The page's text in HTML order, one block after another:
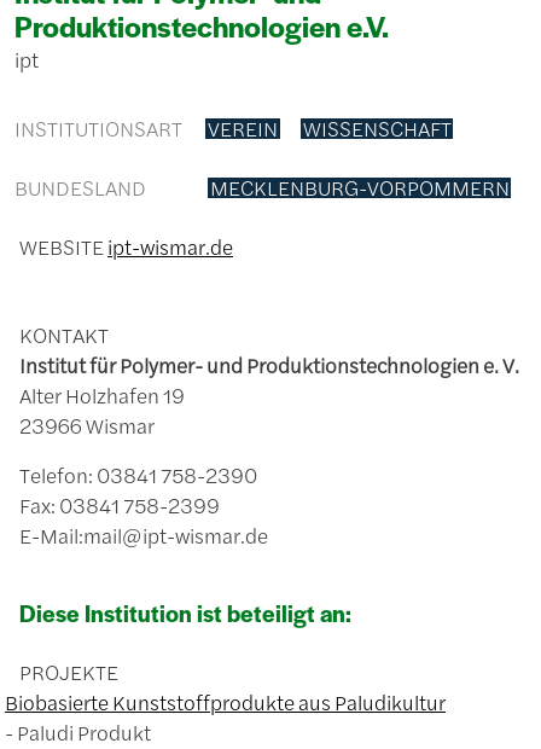
Produktionstechnologien e.V.
ipt
INSTITUTIONSART VEREIN WISSENSCHAFT
BUNDESLAND MECKLENBURG-VORPOMMERN
WEBSITEipt-wismar.de
KONTAKT
Institut für Polymer- und Produktionstechnologien e. V.
Alter Holzhafen 19
23966 Wismar
Telefon: 03841 758-2390
Fax: 03841 758-2399
E-Mail:mail@ipt-wismar.de
Diese Institution ist beteiligt an:
PROJEKTE
Biobasierte Kunststoffprodukte aus Paludikultur
Paludi Produkt